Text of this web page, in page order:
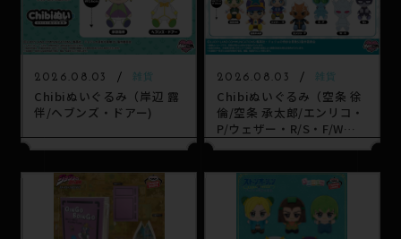
2026.08.03 雑貨
Chibiぬいぐるみ（岸辺 露
伴/ヘブンズ・ドアー)
2026.08.03 雑貨
Chibiぬいぐるみ（空条 徐
倫/空条 承太郎/エンリコ・
P/ウェザー・R/S・F/W・